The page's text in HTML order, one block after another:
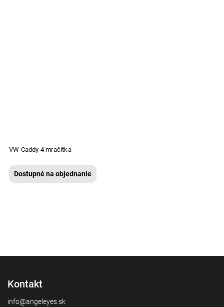
VW Caddy 4 mračítka
Dostupné na objednanie
Kontakt
info@angeleyes.sk